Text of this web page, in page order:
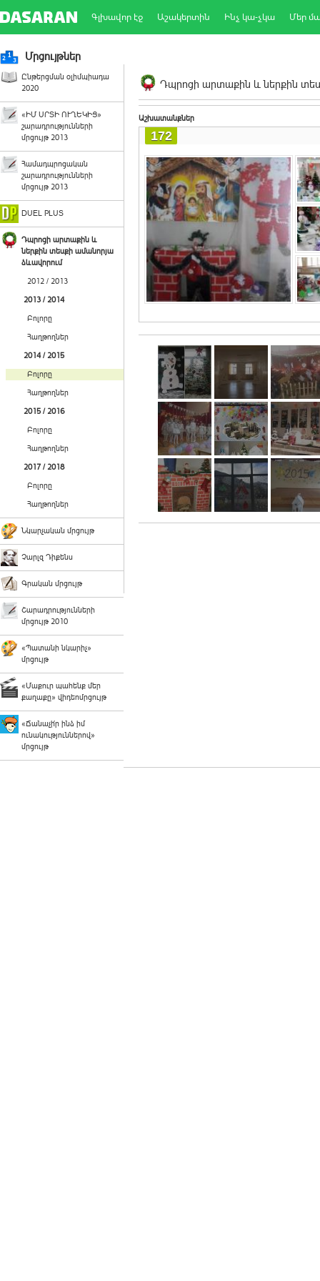
Գլխավոր էջ Աշակերտին Ինչ կա-չկա Մեր
Մրցույթներ
Ընթերցման օլիմպիադա
2020
«ԻՄ ՍՐՏԻ ՈՒՂԵԿԻՑ»
շարադրությունների
մրցույթ 2013
Համադպրոցական
շարադրությունների
մրցույթ 2013
DUEL PLUS
Դպրոցի արտաքին և
ներքին տեսքի ամանորյա
ձևավորում
2012 / 2013
2013 / 2014
Բոլորը
Հաղթողներ
2014 / 2015
Բոլորը
Հաղթողներ
2015 / 2016
Բոլորը
Հաղթողներ
2017 / 2018
Բոլորը
Հաղթողներ
Նկարչական մրցույթ
Չարլզ Դիքենս
Գրական մրցույթ
Շարադրությունների
մրցույթ 2010
«Պատանի նկարիչ»
մրցույթ
«Մաքուր պահենք մեր
քաղաքը» վիդեոմրցույթ
«Ճանաչի՛ր ինձ իմ
ունակություններով»
մրցույթ
Դպրոցի արտաքին և ներքին
Աշխատանքներ
172